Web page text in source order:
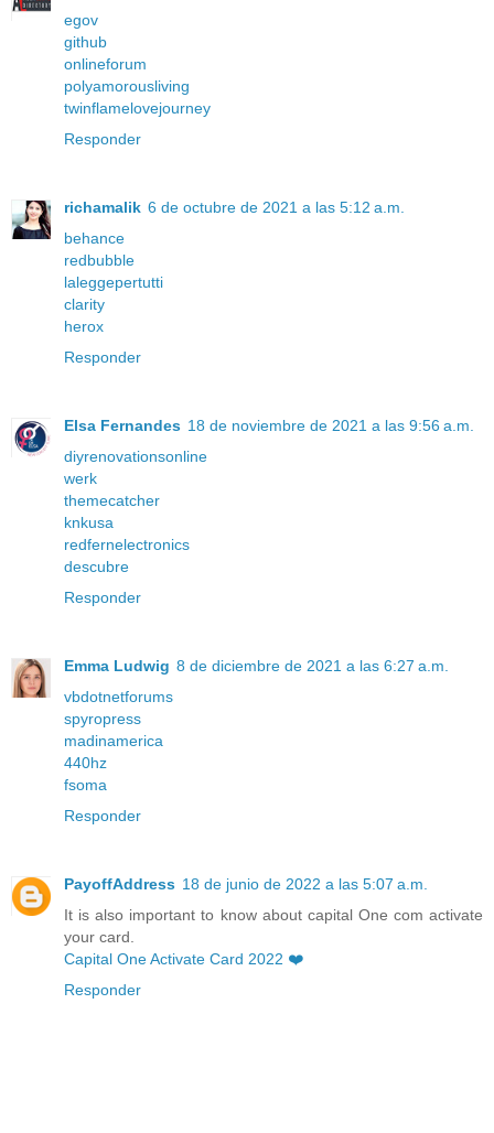
egov
github
onlineforum
polyamorousliving
twinflamelovejourney
Responder
richamalik 6 de octubre de 2021 a las 5:12 a.m.
behance
redbubble
laleggepertutti
clarity
herox
Responder
Elsa Fernandes 18 de noviembre de 2021 a las 9:56 a.m.
diyrenovationsonline
werk
themecatcher
knkusa
redfernelectronics
descubre
Responder
Emma Ludwig 8 de diciembre de 2021 a las 6:27 a.m.
vbdotnetforums
spyropress
madinamerica
440hz
fsoma
Responder
PayoffAddress 18 de junio de 2022 a las 5:07 a.m.
It is also important to know about capital One com activate
your card.
Capital One Activate Card 2022 ❤️
Responder